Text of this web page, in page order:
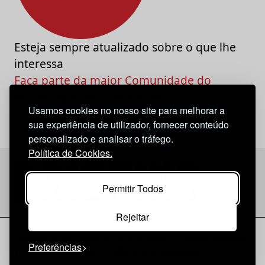
Usamos cookies no nosso site para melhorar a
sua experiência de utilizador, fornecer conteúdo
personalizado e analisar o tráfego.
Política de Cookies.
Permitir Todos
Rejeitar
Preferências
Esteja sempre atualizado sobre o que lhe
interessa
Faça parte da maior Comunidade do
Política de Cookies